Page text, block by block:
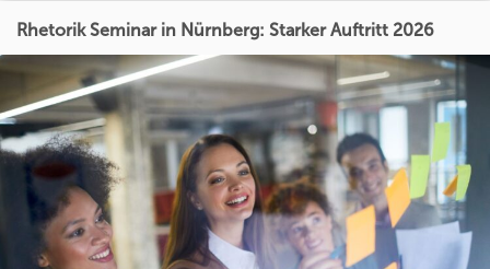
Rhetorik Seminar in Nürnberg: Starker Auftritt 2026